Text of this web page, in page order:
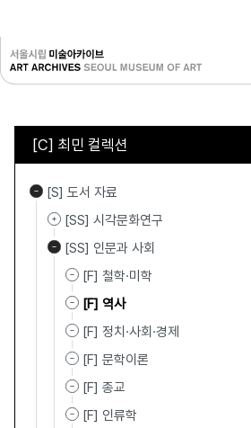
[C] 최민 컬렉션
[S] 도서 자료
[SS] 시각문화연구
[SS] 인문과 사회
[F] 철학·미학
[F] 역사
[F] 정치·사회·경제
[F] 문학이론
[F] 종교
[F] 인류학